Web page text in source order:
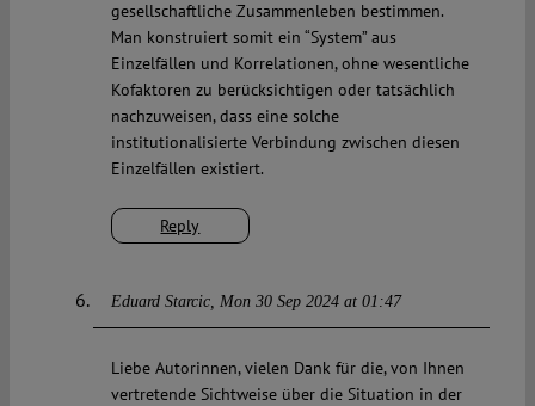
Reply
gesellschaftliche Zusammenleben bestimmen.
Man konstruiert somit ein “System” aus
Einzelfällen und Korrelationen, ohne wesentliche
Kofaktoren zu berücksichtigen oder tatsächlich
nachzuweisen, dass eine solche
institutionalisierte Verbindung zwischen diesen
Einzelfällen existiert.
Eduard Starcic Mon 30 Sep 2024 at 01:47
Liebe Autorinnen, vielen Dank für die, von Ihnen
vertretende Sichtweise über die Situation in der